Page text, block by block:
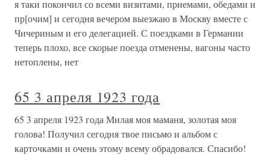
я таки покончил со всеми визитами, приемами, обедами и
пр[очим] и сегодня вечером выезжаю в Москву вместе с
Чичериным и его делегацией. С поездками в Германии
теперь плохо, все скорые поезда отменены, вагоны часто
нетоплены, нет
65 3 апреля 1923 года
65 3 апреля 1923 года Милая моя маманя, золотая моя
голова! Получил сегодня твое письмо и альбом с
карточками и очень этому всему обрадовался. Спасибо!